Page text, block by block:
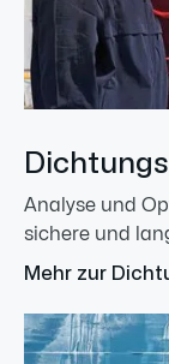
Analyse und
sichere und
Mehr zur